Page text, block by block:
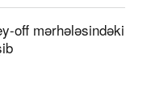
off mərhələsindəki